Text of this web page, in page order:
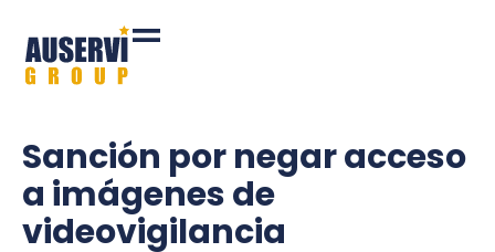
Sanción por negar acceso
a imágenes de
videovigilancia